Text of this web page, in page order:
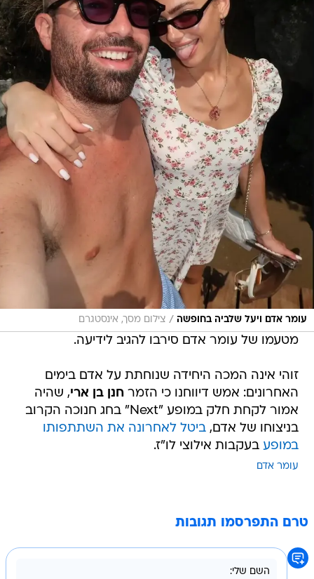
עומר אדם ויעל שלביה בחופשה / צילום מסך, אינסטגרם
מטעמו של עומר אדם סירבו להגיב לידיעה.
זוהי אינה המכה היחידה שנוחתת על אדם בימים
האחרונים: אמש דיווחנו כי הזמרחנן בן ארי, שהיה
אמור לקחת חלק במופע "Next" בחג חנוכה הקרוב
בניצוחו של אדם,ביטל לאחרונה את השתתפותו
במופע בעקבות אילוצי לו"ז.
עומר אדם
טרם התפרסמו תגובות